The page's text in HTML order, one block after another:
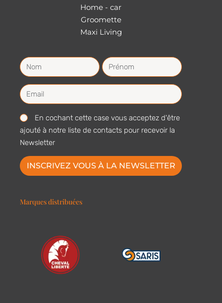
Home - car
Groomette
Maxi Living
En cochant cette case vous acceptez d'être
ajouté à notre liste de contacts pour recevoir la
Newsletter
INSCRIVEZ VOUS À LA NEWSLETTER
Marques distribuées